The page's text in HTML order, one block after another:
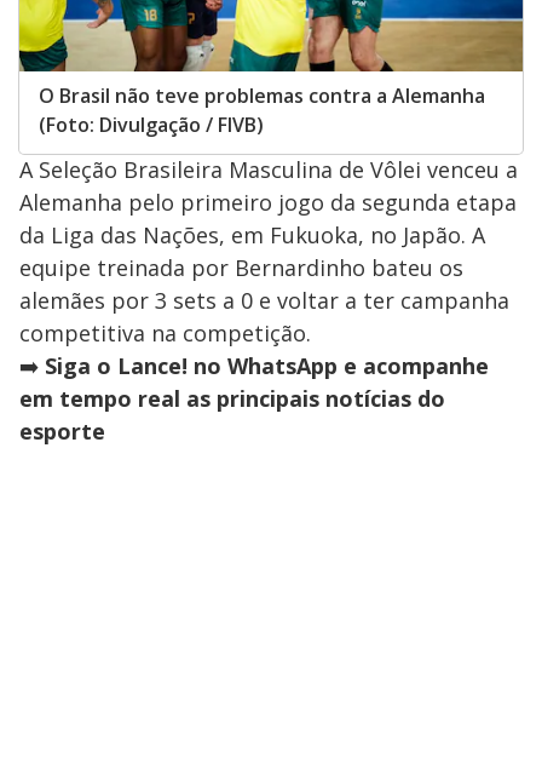
O Brasil não teve problemas contra a Alemanha
(Foto: Divulgação / FIVB)
A Seleção Brasileira Masculina de Vôlei venceu a
Alemanha pelo primeiro jogo da segunda etapa
da Liga das Nações, em Fukuoka, no Japão. A
equipe treinada por Bernardinho bateu os
alemães por 3 sets a 0 e voltar a ter campanha
competitiva na competição.
➡️ Siga o Lance! no WhatsApp e acompanhe
em tempo real as principais notícias do
esporte